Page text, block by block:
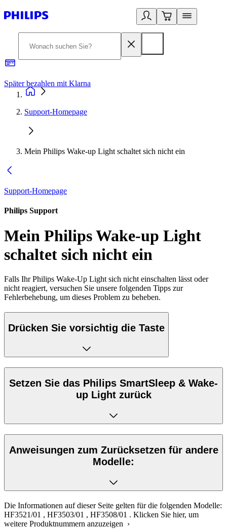
Später bezahlen mit Klarna
Support-Homepage
Mein Philips Wake-up Light schaltet sich nicht ein
Support-Homepage
Philips Support
Mein Philips Wake-up Light
schaltet sich nicht ein
Falls Ihr Philips Wake-Up Light sich nicht einschalten lässt oder
nicht reagiert, versuchen Sie unsere folgenden Tipps zur
Fehlerbehebung, um dieses Problem zu beheben.
Drücken Sie vorsichtig die Taste
Setzen Sie das Philips SmartSleep & Wake-
up Light zurück
Anweisungen zum Zurücksetzen für andere
Modelle:
Die Informationen auf dieser Seite gelten für die folgenden Modelle:
HF3521/01 , HF3503/01 , HF3508/01 . Klicken Sie hier, um
weitere Produktnummern anzuzeigen ›